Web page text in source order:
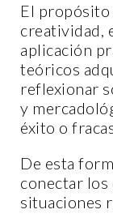
El
creatividad,
aplicación
teóricos
reflexionar
y
éxito o
De esta
conectar los
situaciones